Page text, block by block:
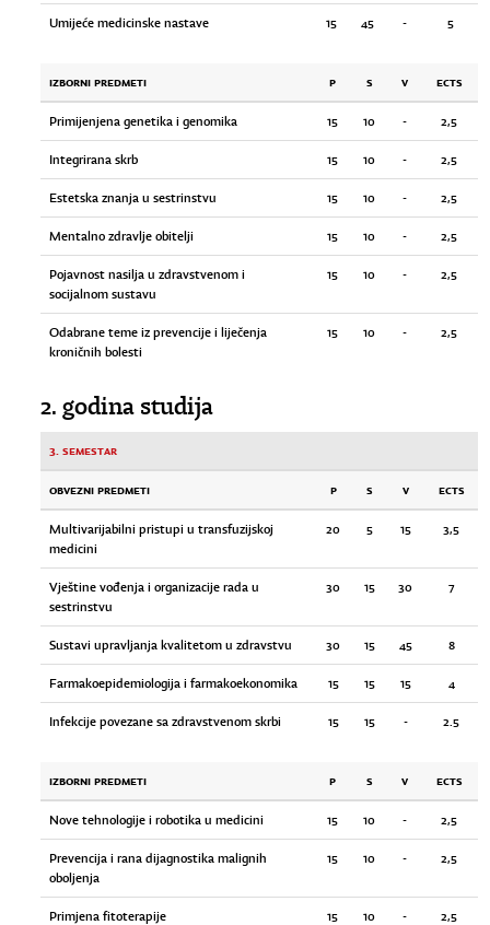
Umijeće medicinske nastave 15 45 - 5
IZBORNI PREDMETI P S V ECTS
Primijenjena genetika i genomika 15 10 - 2,5
Integrirana skrb 15 10 - 2,5
Estetska znanja u sestrinstvu 15 10 - 2,5
Mentalno zdravlje obitelji 15 10 - 2,5
Pojavnost nasilja u zdravstvenom i
socijalnom sustavu
15 10 - 2,5
Odabrane teme iz prevencije i liječenja
kroničnih bolesti
15 10 - 2,5
2. godina studija
3. semestar
OBVEZNI PREDMETI P S V ECTS
Multivarijabilni pristupi u transfuzijskoj
medicini
20 5 15 3,5
Vještine vođenja i organizacije rada u
sestrinstvu
30 15 30 7
Sustavi upravljanja kvalitetom u zdravstvu 30 15 45 8
Farmakoepidemiologija i farmakoekonomika 15 15 15 4
Infekcije povezane sa zdravstvenom skrbi 15 15 - 2.5
IZBORNI PREDMETI P S V ECTS
Nove tehnologije i robotika u medicini 15 10 - 2,5
Prevencija i rana dijagnostika malignih
oboljenja
15 10 - 2,5
Primjena fitoterapije 15 10 - 2,5